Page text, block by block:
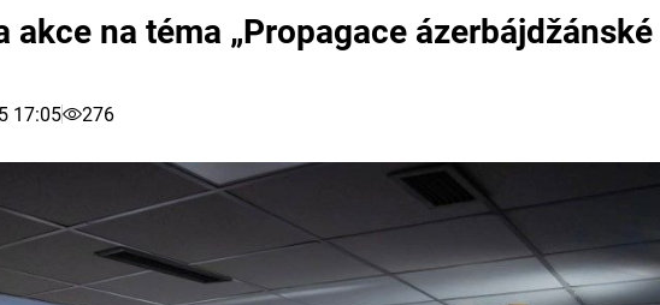
akce na téma „Propagace ázerbájdžánské
17:05 276